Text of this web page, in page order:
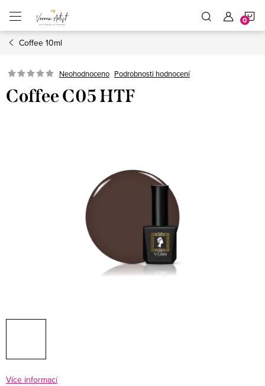
obsah
Coffee 10ml
Neohodnoceno Podrobnosti hodnocení
Coffee C05 HTF
Více informací